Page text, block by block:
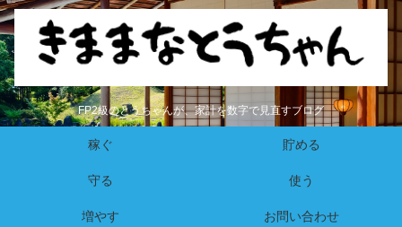
FP2級のとうちゃんが、家計を数字で見直すブログ
稼ぐ 貯める
守る 使う
増やす お問い合わせ